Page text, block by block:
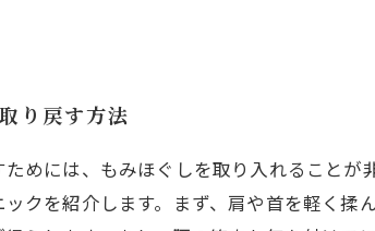
り戻す方法
めには、もみほぐしを取り入れること
クを紹介します。まず、肩や首を軽く